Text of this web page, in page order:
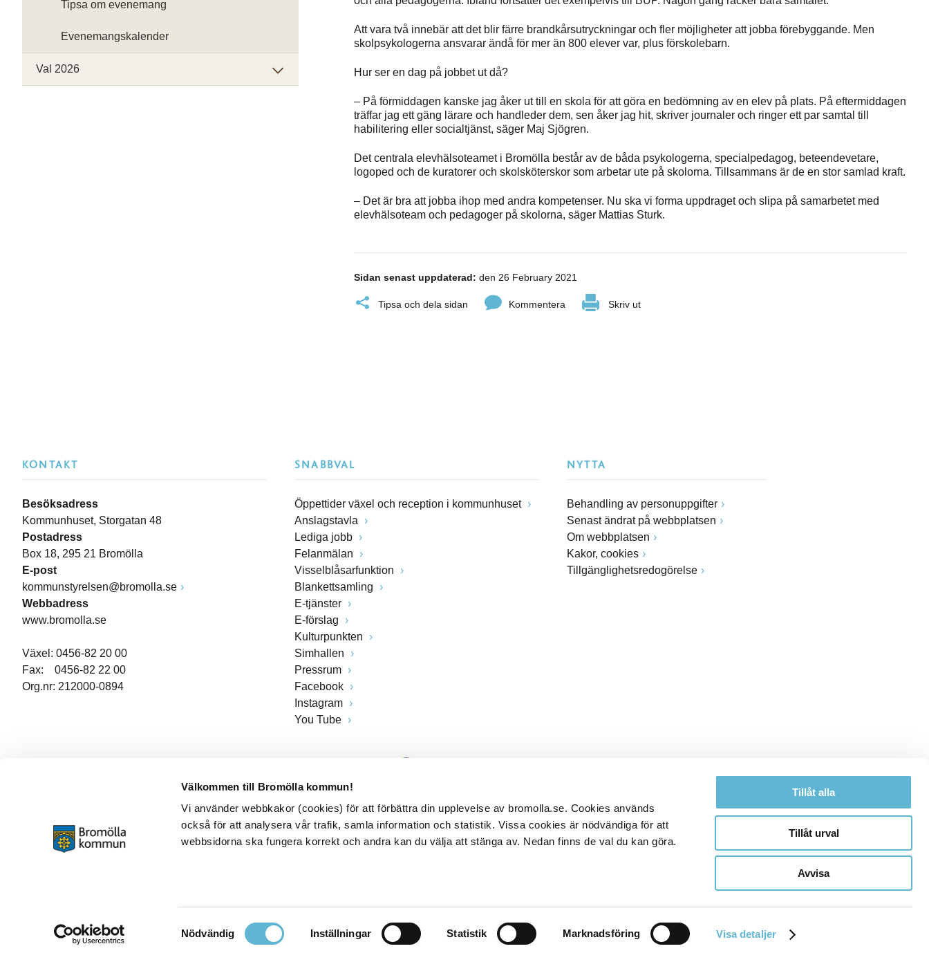
Välkommen till Bromölla kommun!
Vi använder webbkakor (cookies) för att förbättra din upplevelse av bromolla.se. Cookies används
också för att analysera vår trafik, samla information och statistik. Vissa cookies är nödvändiga för att
webbsidorna ska fungera korrekt och andra kan du välja att stänga av. Nedan finns de val du kan göra.
Samtyckesval
Nödvändig Inställningar Statistik Marknadsföring Visa detaljer
Tillåt alla
Tillåt urval
Avvisa
Att vara två innebär att det blir färre brandkårsutryckningar och fler möjligheter att jobba förebyggande. Men
skolpsykologerna ansvarar ändå för mer än 800 elever var, plus förskolebarn.
Hur ser en dag på jobbet ut då?
– På förmiddagen kanske jag åker ut till en skola för att göra en bedömning av en elev på plats. På eftermiddagen
träffar jag ett gäng lärare och handleder dem, sen åker jag hit, skriver journaler och ringer ett par samtal till
habilitering eller socialtjänst, säger Maj Sjögren.
Det centrala elevhälsoteamet i Bromölla består av de båda psykologerna, specialpedagog, beteendevetare,
logoped och de kuratorer och skolsköterskor som arbetar ute på skolorna. Tillsammans är de en stor samlad kraft.
– Det är bra att jobba ihop med andra kompetenser. Nu ska vi forma uppdraget och slipa på samarbetet med
elevhälsoteam och pedagoger på skolorna, säger Mattias Sturk.
Sidan senast uppdaterad: den 26 February 2021
Tipsa och dela sidan Kommentera Skriv ut
Tipsa om evenemang
Evenemangskalender
Val 2026
KONTAKT
Besöksadress
Kommunhuset, Storgatan 48
Postadress
Box 18, 295 21 Bromölla
E-post
kommunstyrelsen@bromolla.se
Webbadress
www.bromolla.se
Växel: 0456-82 20 00
Fax: 0456-82 22 00
Org.nr: 212000-0894
SNABBVAL
Öppettider växel och reception i kommunhuset
Anslagstavla
Lediga jobb
Felanmälan
Visselblåsarfunktion
Blankettsamling
E-tjänster
E-förslag
Kulturpunkten
Simhallen
Pressrum
Facebook
Instagram
You Tube
NYTTA
Behandling av personuppgifter
Senast ändrat på webbplatsen
Om webbplatsen
Kakor, cookies
Tillgänglighetsredogörelse